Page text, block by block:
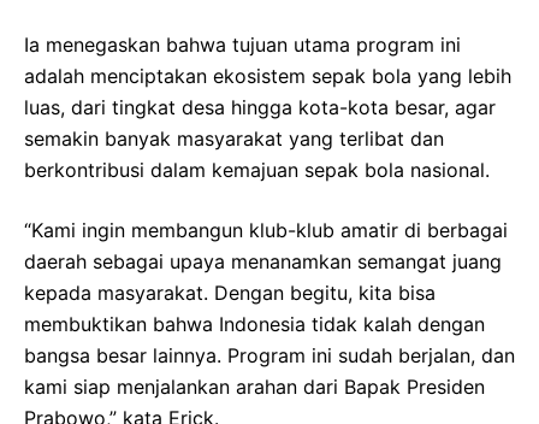
Ia menegaskan bahwa tujuan utama program ini
adalah menciptakan ekosistem sepak bola yang lebih
luas, dari tingkat desa hingga kota-kota besar, agar
semakin banyak masyarakat yang terlibat dan
berkontribusi dalam kemajuan sepak bola nasional.
“Kami ingin membangun klub-klub amatir di berbagai
daerah sebagai upaya menanamkan semangat juang
kepada masyarakat. Dengan begitu, kita bisa
membuktikan bahwa Indonesia tidak kalah dengan
bangsa besar lainnya. Program ini sudah berjalan, dan
kami siap menjalankan arahan dari Bapak Presiden
Prabowo,” kata Erick.